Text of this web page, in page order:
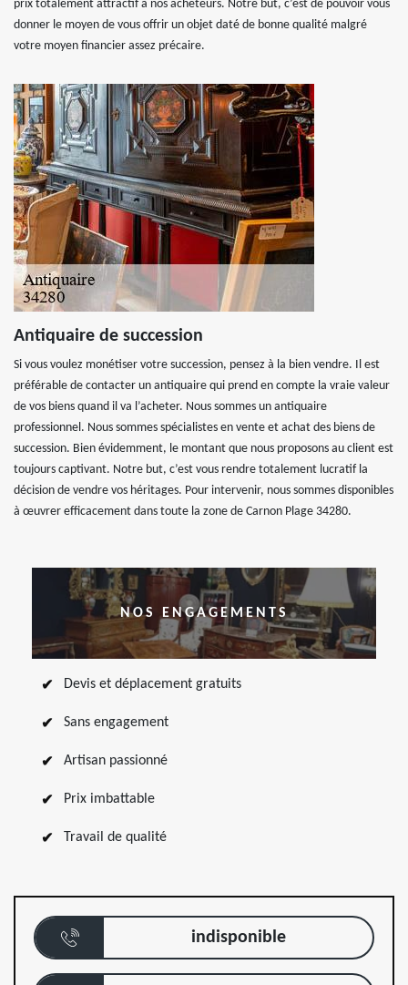
prix totalement attractif à nos acheteurs. Notre but, c’est de pouvoir vous
donner le moyen de vous offrir un objet daté de bonne qualité malgré
votre moyen financier assez précaire.
Antiquaire de succession
Si vous voulez monétiser votre succession, pensez à la bien vendre. Il est
préférable de contacter un antiquaire qui prend en compte la vraie valeur
de vos biens quand il va l’acheter. Nous sommes un antiquaire
professionnel. Nous sommes spécialistes en vente et achat des biens de
succession. Bien évidemment, le montant que nous proposons au client est
toujours captivant. Notre but, c’est vous rendre totalement lucratif la
décision de vendre vos héritages. Pour intervenir, nous sommes disponibles
à œuvrer efficacement dans toute la zone de Carnon Plage 34280.
NOS ENGAGEMENTS
Devis et déplacement gratuits
Sans engagement
Artisan passionné
Prix imbattable
Travail de qualité
indisponible